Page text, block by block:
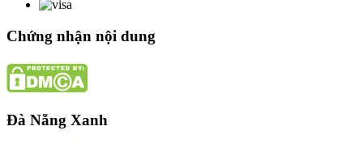
Chứng nhận nội dung
Đà Nẵng Xanh